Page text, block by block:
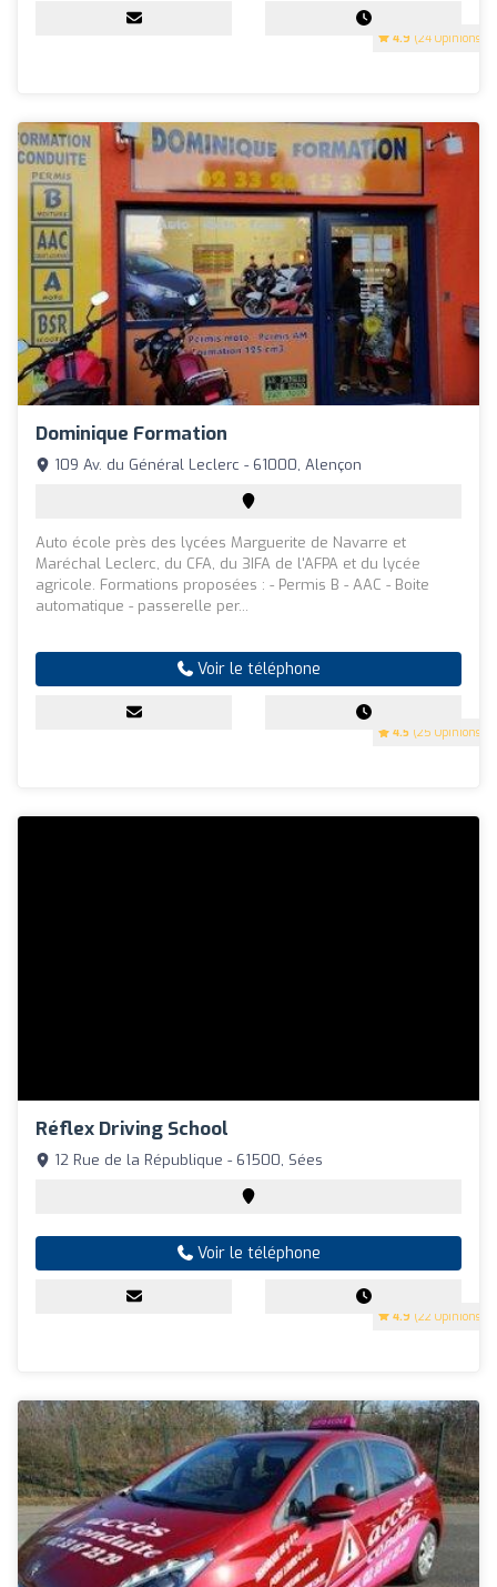
4.9 (24 Opinions)
Dominique Formation
4.5 (25 Opinions)
109 Av. du Général Leclerc - 61000, Alençon
Auto école près des lycées Marguerite de Navarre et
Maréchal Leclerc, du CFA, du 3IFA de l'AFPA et du lycée
agricole. Formations proposées : - Permis B - AAC - Boite
automatique - passerelle per...
Voir le téléphone
Réflex Driving School
4.9 (22 Opinions)
12 Rue de la République - 61500, Sées
Voir le téléphone